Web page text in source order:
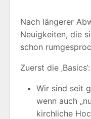
Nach längerer
Neuigkeiten, die
schon
Zuerst die ‚Basics‘:
Wir sind seit
wenn auch
kirchliche